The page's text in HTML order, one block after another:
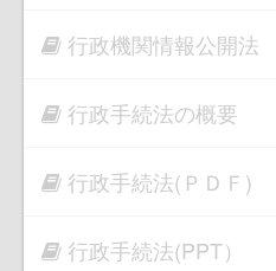
行政機関情報公開法
行政手続法の概要
行政手続法(ＰＤＦ)
行政手続法(PPT）